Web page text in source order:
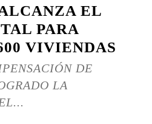
EL
PARA
VIVIENDAS
DE
LA